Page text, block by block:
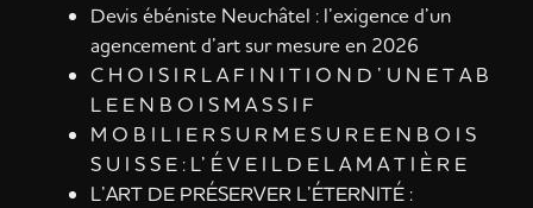
Devis ébéniste Neuchâtel : l’exigence d’un
agencement d’art sur mesure en 2026
C H O I S I R L A F I N I T I O N D ’ U N E T A B
L E E N B O I S M A S S I F
M O B I L I E R S U R M E S U R E E N B O I S
S U I S S E : L’ É V E I L D E L A M A T I È R E
L’ART DE PRÉSERVER L’ÉTERNITÉ :